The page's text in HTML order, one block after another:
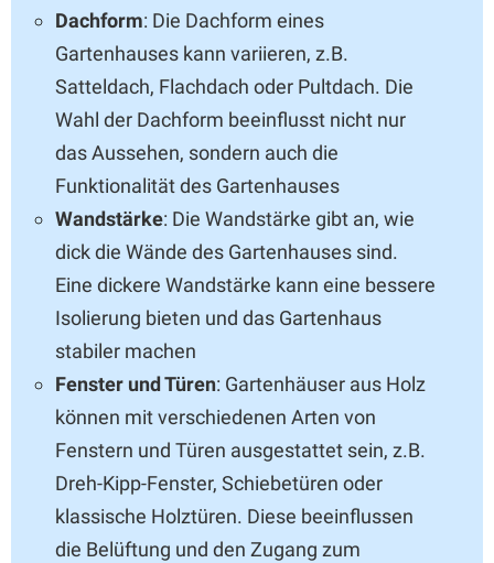
Dachform: Die Dachform eines
Gartenhauses kann variieren, z.B.
Satteldach, Flachdach oder Pultdach. Die
Wahl der Dachform beeinflusst nicht nur
das Aussehen, sondern auch die
Funktionalität des Gartenhauses
Wandstärke: Die Wandstärke gibt an, wie
dick die Wände des Gartenhauses sind.
Eine dickere Wandstärke kann eine bessere
Isolierung bieten und das Gartenhaus
stabiler machen
Fenster und Türen: Gartenhäuser aus Holz
können mit verschiedenen Arten von
Fenstern und Türen ausgestattet sein, z.B.
Dreh-Kipp-Fenster, Schiebetüren oder
klassische Holztüren. Diese beeinflussen
die Belüftung und den Zugang zum